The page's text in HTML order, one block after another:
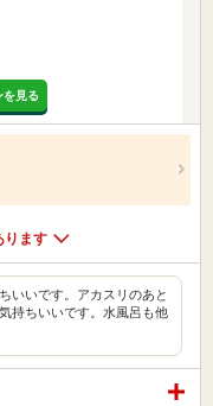
を見る
ります
いいです。アカスリのあと
持ちいいです。水風呂も他